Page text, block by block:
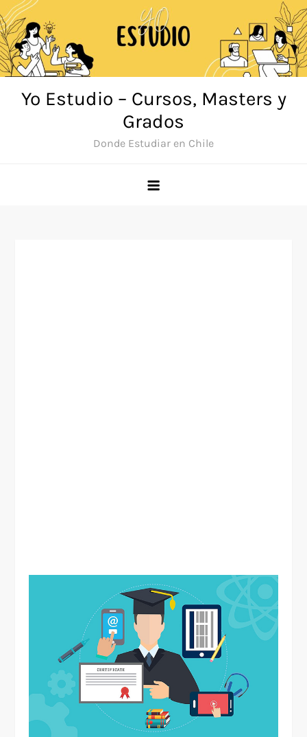
Saltar
al
contenido
Yo Estudio – Cursos, Masters y
Grados
Donde Estudiar en Chile